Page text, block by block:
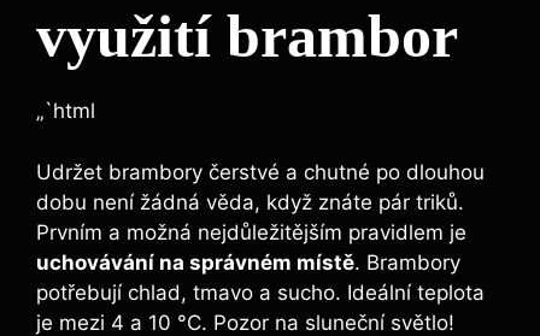
využití brambor
„`html
Udržet brambory čerstvé a chutné po dlouhou
dobu není žádná věda, když znáte pár triků.
Prvním a možná nejdůležitějším pravidlem je
uchovávání na správném místě. Brambory
potřebují chlad, tmavo a sucho. Ideální teplota
je mezi 4 a 10 °C. Pozor na sluneční světlo!